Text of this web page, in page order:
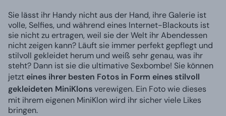
Sie lässt ihr Handy nicht aus der Hand, ihre Galerie ist
volle, Selfies, und während eines Internet-Blackouts ist
sie nicht zu ertragen, weil sie der Welt ihr Abendessen
nicht zeigen kann? Läuft sie immer perfekt gepflegt und
stilvoll gekleidet herum und weiß sehr genau, was ihr
steht? Dann ist sie die ultimative Sexbombe! Sie können
jetzt eines ihrer besten Fotos in Form eines stilvoll
gekleideten MiniKlonsverewigen. Ein Foto wie dieses
mit ihrem eigenen MiniKlon wird ihr sicher viele Likes
bringen.